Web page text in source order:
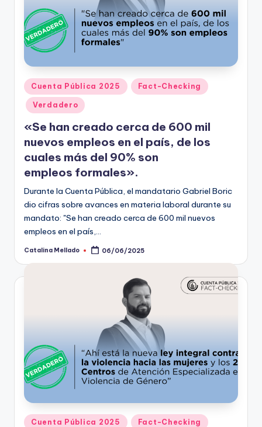
Publicado
en
Cuenta Pública 2025 Fact-Checking
Verdadero
«Se han creado cerca de 600 mil
nuevos empleos en el país, de los
cuales más del 90% son
empleos formales».
Durante la Cuenta Pública, el mandatario Gabriel Boric
dio cifras sobre avances en materia laboral durante su
mandato: "Se han creado cerca de 600 mil nuevos
empleos en el país,…
Publicado
Catalina Mellado 06/06/2025
Publicado
Cuenta Pública 2025 Fact-Checking